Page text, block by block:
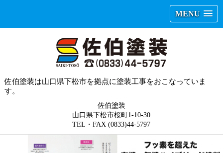
MENU
佐伯塗装は山口県下松市を拠点に塗装工事をおこなっていま
す。
佐伯塗装
山口県下松市桜町1-10-30
TEL・FAX (0833)44-5797